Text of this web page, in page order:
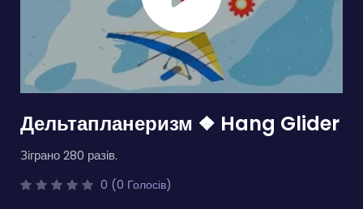
Дельтапланеризм ❖ Hang Glider
Зіграно 280 разів.
0 (0 Голосів)